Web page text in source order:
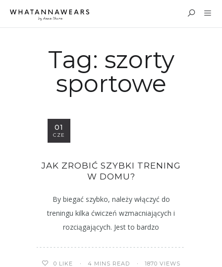
Tag: szorty
sportowe
01
CZE
JAK ZROBIĆ SZYBKI TRENING
W DOMU?
By biegać szybko, należy włączyć do
treningu kilka ćwiczeń wzmacniających i
rozciągających. Jest to bardzo
0 LIKE 4 MINS READ 1870 VIEWS